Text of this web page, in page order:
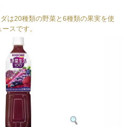
は20種類の野菜と6種類の果実を使
スです。